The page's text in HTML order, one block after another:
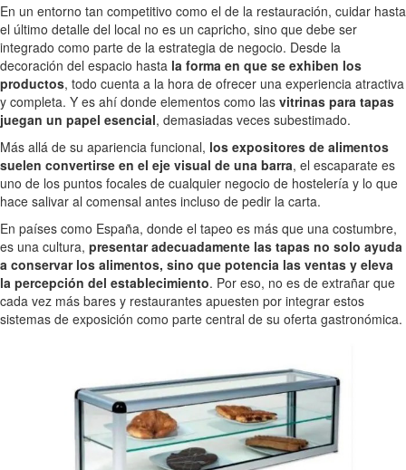
En un entorno tan competitivo como el de la restauración, cuidar hasta
el último detalle del local no es un capricho, sino que debe ser
integrado como parte de la estrategia de negocio. Desde la
decoración del espacio hasta la forma en que se exhiben los
productos, todo cuenta a la hora de ofrecer una experiencia atractiva
y completa. Y es ahí donde elementos como las vitrinas para tapas
juegan un papel esencial, demasiadas veces subestimado.
Más allá de su apariencia funcional, los expositores de alimentos
suelen convertirse en el eje visual de una barra, el escaparate es
uno de los puntos focales de cualquier negocio de hostelería y lo que
hace salivar al comensal antes incluso de pedir la carta.
En países como España, donde el tapeo es más que una costumbre,
es una cultura, presentar adecuadamente las tapas no solo ayuda
a conservar los alimentos, sino que potencia las ventas y eleva
la percepción del establecimiento. Por eso, no es de extrañar que
cada vez más bares y restaurantes apuesten por integrar estos
sistemas de exposición como parte central de su oferta gastronómica.